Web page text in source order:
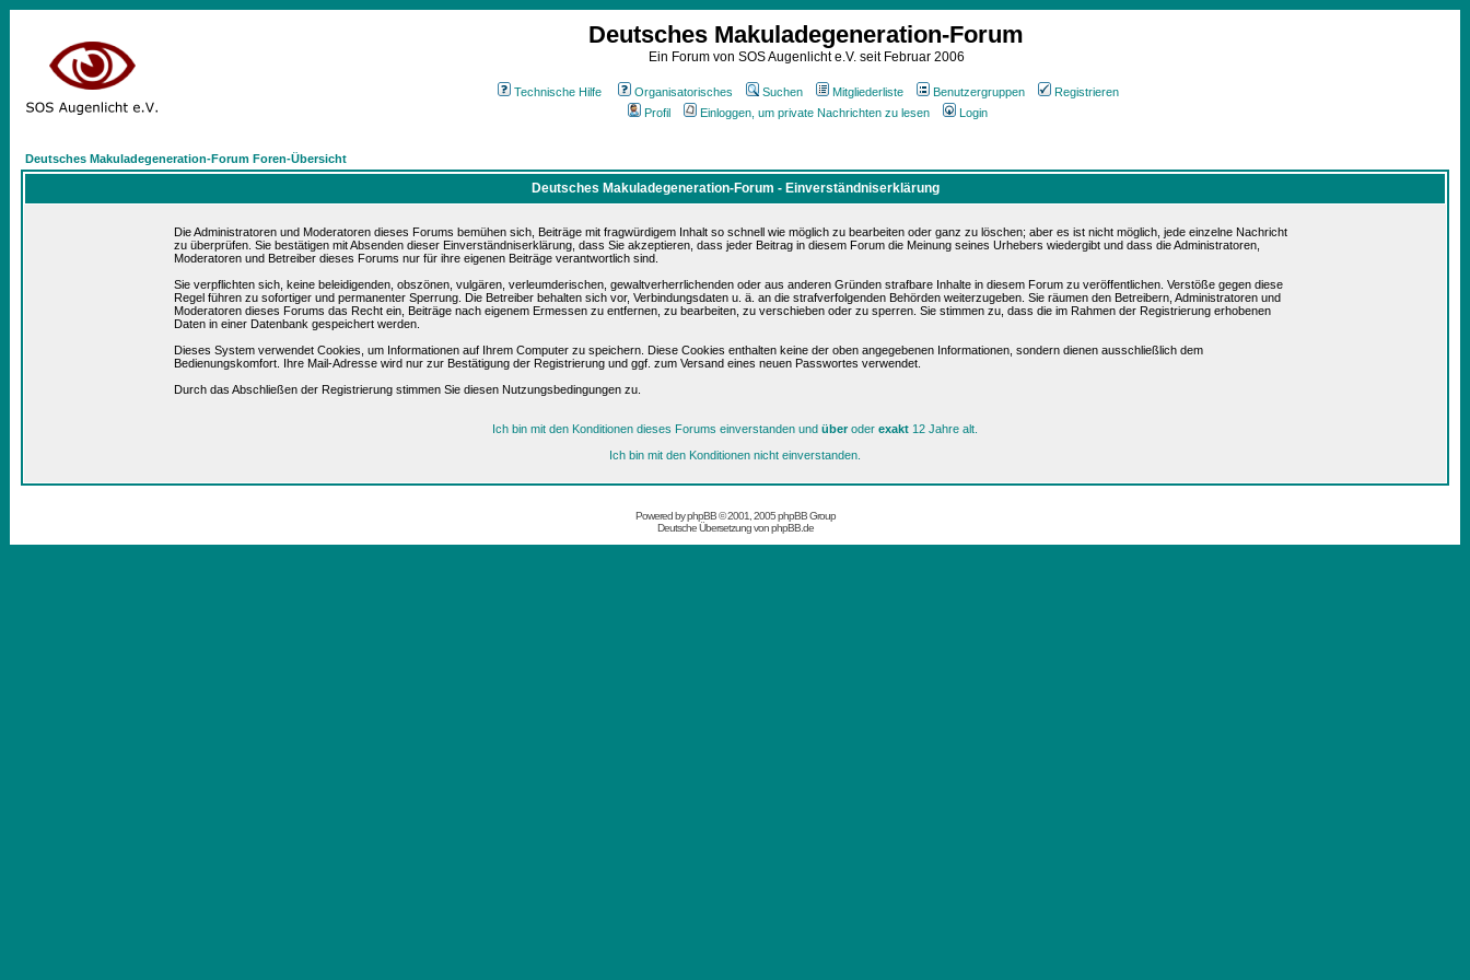
Deutsches Makuladegeneration-Forum
Ein Forum von SOS Augenlicht e.V. seit Februar 2006
Technische Hilfe Organisatorisches Suchen Mitgliederliste Benutzergruppen
Registrieren
Profil
Einloggen, um private Nachrichten zu lesen Login
Deutsches Makuladegeneration-Forum Foren-Übersicht
Deutsches Makuladegeneration-Forum - Einverständniserklärung
Die Administratoren und Moderatoren dieses Forums bemühen sich, Beiträge mit fragwürdigem Inhalt so schnell wie möglich zu bearbeiten oder ganz zu löschen; aber es ist nicht möglich, jede einzelne Nachricht
zu überprüfen. Sie bestätigen mit Absenden dieser Einverständniserklärung, dass Sie akzeptieren, dass jeder Beitrag in diesem Forum die Meinung seines Urhebers wiedergibt und dass die Administratoren,
Moderatoren und Betreiber dieses Forums nur für ihre eigenen Beiträge verantwortlich sind.
Sie verpflichten sich, keine beleidigenden, obszönen, vulgären, verleumderischen, gewaltverherrlichenden oder aus anderen Gründen strafbare Inhalte in diesem Forum zu veröffentlichen. Verstöße gegen diese
Regel führen zu sofortiger und permanenter Sperrung. Die Betreiber behalten sich vor, Verbindungsdaten u. ä. an die strafverfolgenden Behörden weiterzugeben. Sie räumen den Betreibern, Administratoren und
Moderatoren dieses Forums das Recht ein, Beiträge nach eigenem Ermessen zu entfernen, zu bearbeiten, zu verschieben oder zu sperren. Sie stimmen zu, dass die im Rahmen der Registrierung erhobenen
Daten in einer Datenbank gespeichert werden.
Dieses System verwendet Cookies, um Informationen auf Ihrem Computer zu speichern. Diese Cookies enthalten keine der oben angegebenen Informationen, sondern dienen ausschließlich dem
Bedienungskomfort. Ihre Mail-Adresse wird nur zur Bestätigung der Registrierung und ggf. zum Versand eines neuen Passwortes verwendet.
Durch das Abschließen der Registrierung stimmen Sie diesen Nutzungsbedingungen zu.
Ich bin mit den Konditionen dieses Forums einverstanden und überoder exakt 12 Jahre alt.
Ich bin mit den Konditionen nicht einverstanden.
Powered byphpBB© 2001, 2005 phpBB Group
Deutsche Übersetzung vonphpBB.de